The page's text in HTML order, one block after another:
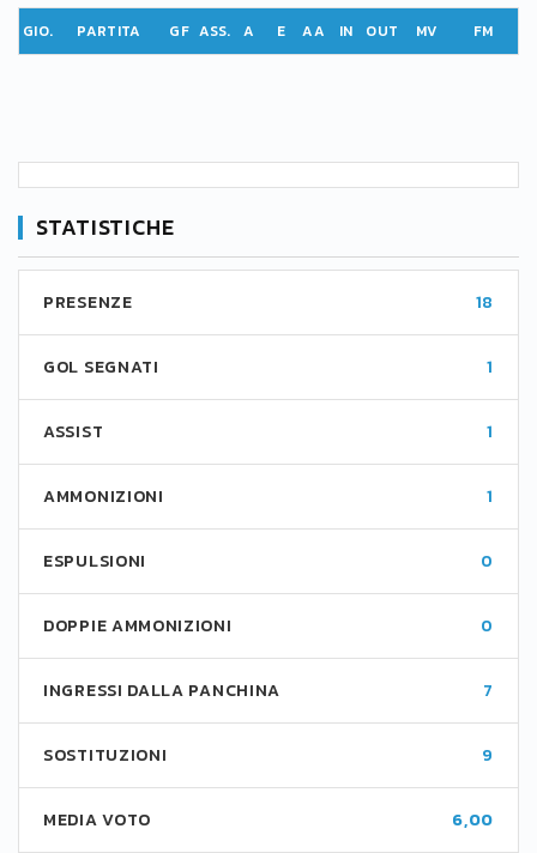
GIO. PARTITA GF ASS. A E AA IN OUT MV FM
STATISTICHE
PRESENZE 18
GOL SEGNATI 1
ASSIST 1
AMMONIZIONI 1
ESPULSIONI 0
DOPPIE AMMONIZIONI 0
INGRESSI DALLA PANCHINA 7
SOSTITUZIONI 9
MEDIA VOTO 6,00